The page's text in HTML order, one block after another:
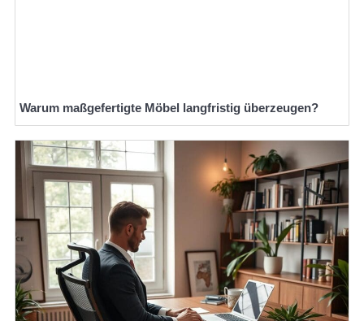
Warum maßgefertigte Möbel langfristig überzeugen?